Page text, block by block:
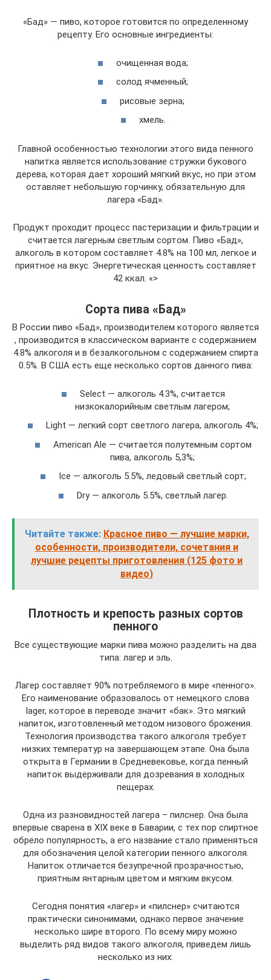
«Бад» — пиво, которое готовится по определенному
рецепту. Его основные ингредиенты:
очищенная вода;
солод ячменный;
рисовые зерна;
хмель.
Главной особенностью технологии этого вида пенного
напитка является использование стружки букового
дерева, которая дает хороший мягкий вкус, но при этом
оставляет небольшую горчинку, обязательную для
лагера «Бад».
Продукт проходит процесс пастеризации и фильтрации и
считается лагерным светлым сортом. Пиво «Бад»,
алкоголь в котором составляет 4.8% на 100 мл, легкое и
приятное на вкус. Энергетическая ценность составляет
42 ккал. «>
Сорта пива «Бад»
В России пиво «Бад», производителем которого является
, производится в классическом варианте с содержанием
4.8% алкоголя и в безалкогольном с содержанием спирта
0.5%. В США есть еще несколько сортов данного пива:
Select — алкоголь 4.3%, считается
низкокалорийным светлым лагером;
Light — легкий сорт светлого лагера, алкоголь 4%;
American Ale — считается полутемным сортом
пива, алкоголь 5,3%;
Ice — алкоголь 5.5%, ледовый светлый сорт;
Dry — алкоголь 5.5%, светлый лагер.
Читайте также: Красное пиво — лучшие марки,
особенности, производители, сочетания и
лучшие рецепты приготовления (125 фото и
видео)
Плотность и крепость разных сортов
пенного
Все существующие марки пива можно разделить на два
типа: лагер и эль.
Лагер составляет 90% потребляемого в мире «пенного».
Его наименование образовалось от немецкого слова
lager, которое в переводе значит «бак». Это мягкий
напиток, изготовленный методом низового брожения.
Технология производства такого алкоголя требует
низких температур на завершающем этапе. Она была
открыта в Германии в Средневековье, когда пенный
напиток выдерживали для дозревания в холодных
пещерах.
Одна из разновидностей лагера – пилснер. Она была
впервые сварена в XIX веке в Баварии, с тех пор спиртное
обрело популярность, а его название стало применяться
для обозначения целой категории пенного алкоголя.
Напиток отличается безупречной прозрачностью,
приятным янтарным цветом и мягким вкусом.
Сегодня понятия «лагер» и «пилснер» считаются
практически синонимами, однако первое значение
несколько шире второго. По всему миру можно
выделить ряд видов такого алкоголя, приведем лишь
несколько из них: